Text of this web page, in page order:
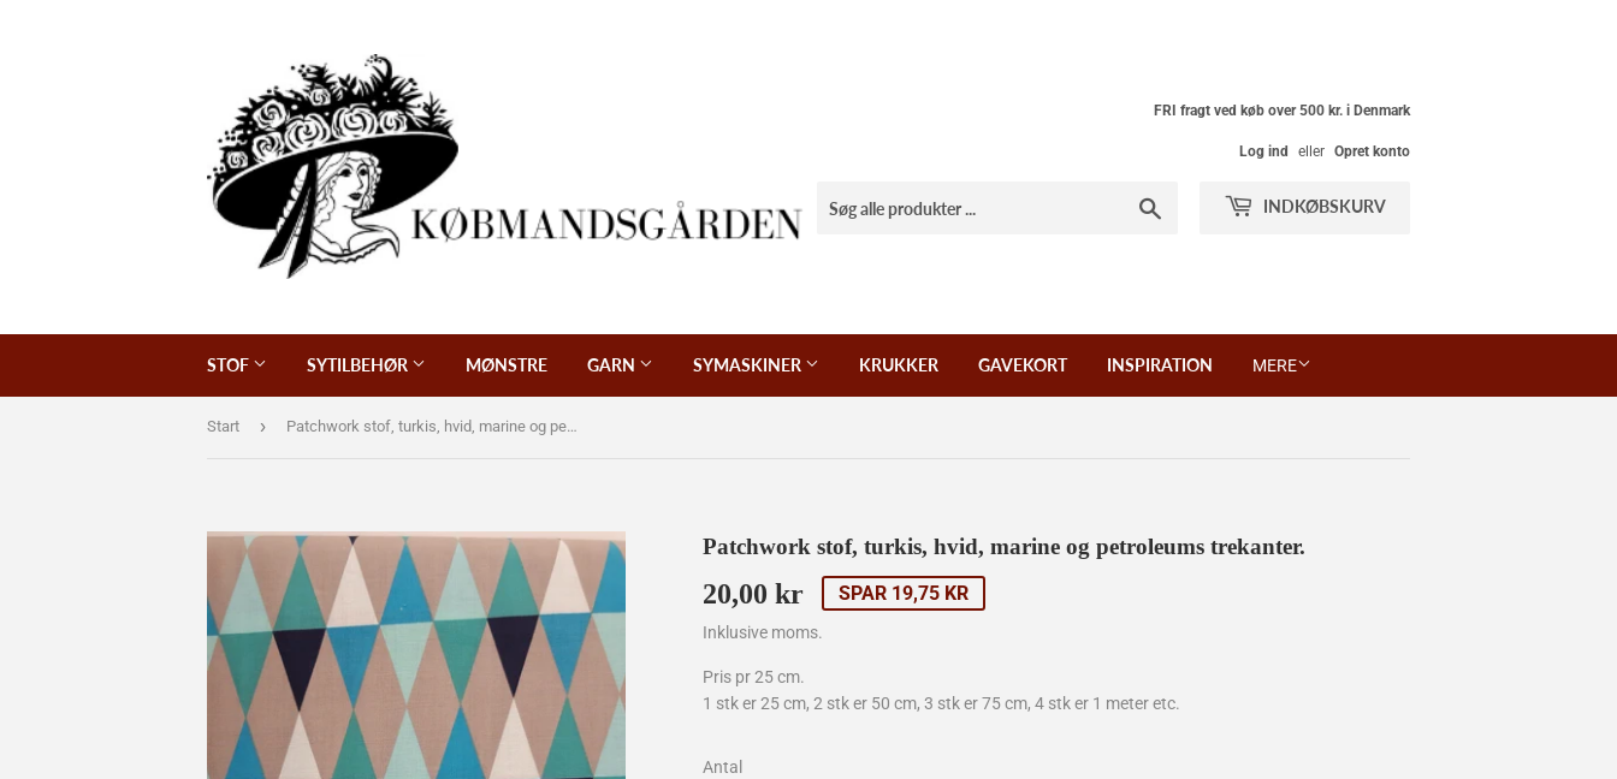
FRI fragt ved køb over 500 kr. i Denmark
Log ind eller Opret konto
INDKØBSKURV
STOF SYTILBEHØR MØNSTRE GARN SYMASKINER KRUKKER GAVEKORT INSPIRATION MERE
Start › Patchwork stof, turkis, hvid, marine og petroleums trekanter.
Patchwork stof, turkis, hvid, marine og petroleums trekanter.
20,00 kr 20,00
kr
SPAR 19,75 KR
Inklusive moms.
Pris pr 25 cm.
1 stk er 25 cm, 2 stk er 50 cm, 3 stk er 75 cm, 4 stk er 1 meter etc.
Antal